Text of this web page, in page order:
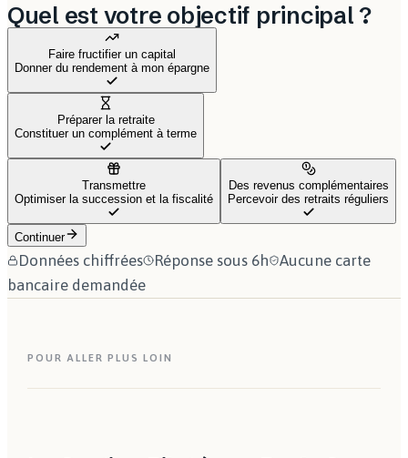
Quel est votre objectif principal ?
Faire fructifier un capital
Donner du rendement à mon épargne
Préparer la retraite
Constituer un complément à terme
Transmettre
Optimiser la succession et la fiscalité
Des revenus complémentaires
Percevoir des retraits réguliers
Continuer
Données chiffrées Réponse sous 6h
Aucune carte
bancaire demandée
POUR ALLER PLUS LOIN